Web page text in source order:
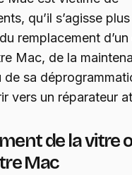
qu’il s’agisse plus
remplacement
Mac, de la
sa
vers un réparateur
de la vitre
Mac